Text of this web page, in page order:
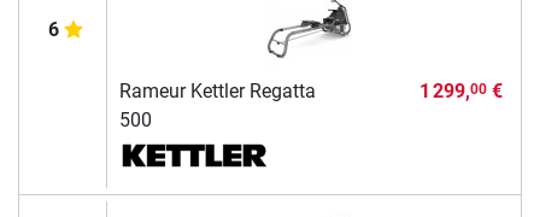
6
Rameur Kettler Regatta
500
1 299,00€